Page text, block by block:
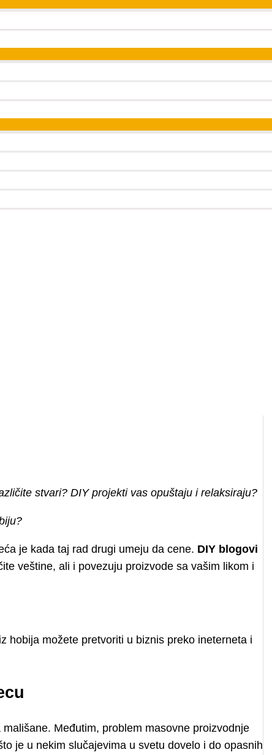
stvari? DIY projekti vas opuštaju i relaksiraju?
je kada taj rad drugi umeju da cene. DIY blogovi
veštine, ali i povezuju proizvode sa vašim likom i
hobija možete pretvoriti u biznis preko ineterneta i
Međutim, problem masovne proizvodnje
je u nekim slučajevima u svetu dovelo i do opasnih